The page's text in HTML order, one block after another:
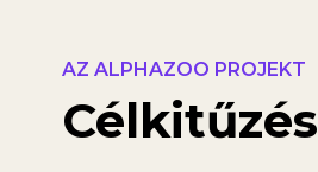
AZ ALPHAZOO PROJEKT
Célkitűzés